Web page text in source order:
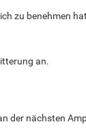
zu benehmen
an.
der nächsten